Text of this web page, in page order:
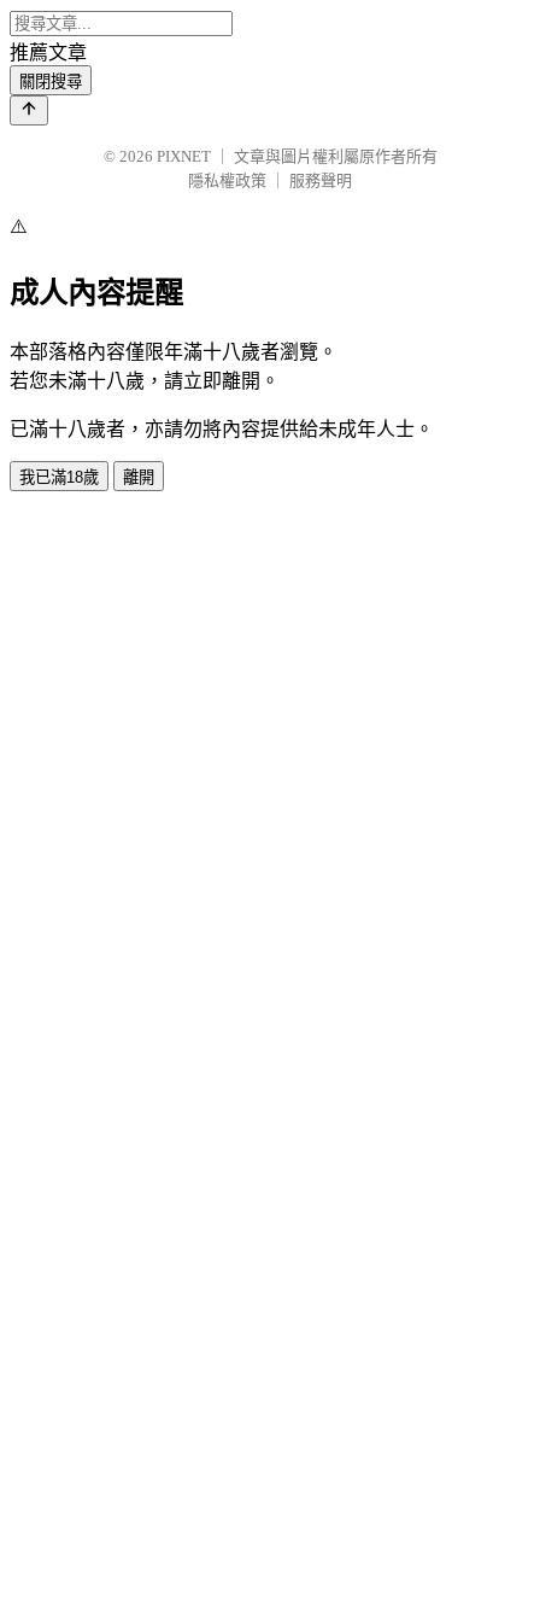
推薦文章
關閉搜尋
© 2026 PIXNET
文章與圖片權利屬原作者所有
隱私權政策
服務聲明
⚠️
成人內容提醒
本部落格內容僅限年滿十八歲者瀏覽。
若您未滿十八歲，請立即離開。
已滿十八歲者，亦請勿將內容提供給未成年人士。
我已滿18歲 離開